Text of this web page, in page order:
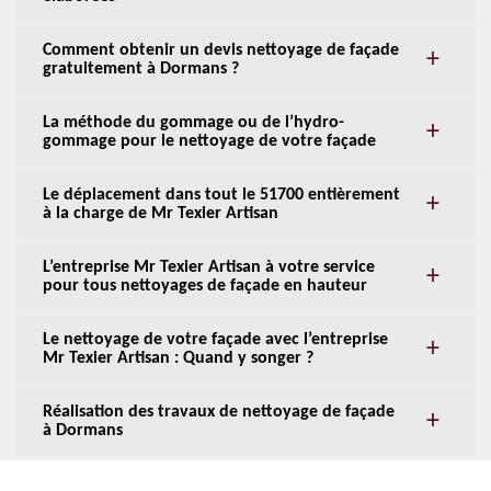
Comment obtenir un devis nettoyage de façade
gratuitement à Dormans ?
La méthode du gommage ou de l’hydro-
gommage pour le nettoyage de votre façade
Le déplacement dans tout le 51700 entièrement
à la charge de Mr Texier Artisan
L’entreprise Mr Texier Artisan à votre service
pour tous nettoyages de façade en hauteur
Le nettoyage de votre façade avec l’entreprise
Mr Texier Artisan : Quand y songer ?
Réalisation des travaux de nettoyage de façade
à Dormans